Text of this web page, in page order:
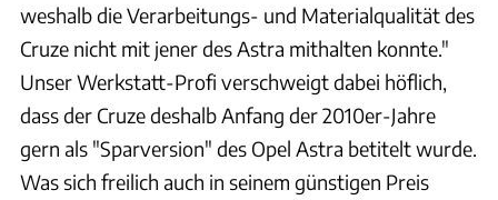
weshalb die Verarbeitungs- und Materialqualität des
Cruze nicht mit jener des Astra mithalten konnte."
Unser Werkstatt-Profi verschweigt dabei höflich,
dass der Cruze deshalb Anfang der 2010er-Jahre
gern als "Sparversion" des Opel Astra betitelt wurde.
Was sich freilich auch in seinem günstigen Preis